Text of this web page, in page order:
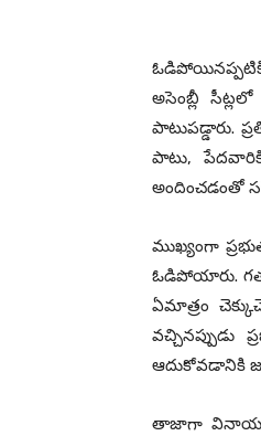
ఓడిపోయినప్పటికి
అసెంబ్లీ
పాటుపడ్డారు.
పాటు,
అందించడంతో
ముఖ్యంగా
ఓడిపోయారు. గత
ఏమాత్రం
ఆదుకోవడానికి
తాజాగా వినాయక